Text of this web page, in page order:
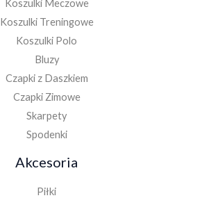
Koszulki Meczowe
Koszulki Treningowe
Koszulki Polo
Bluzy
Czapki z Daszkiem
Czapki Zimowe
Skarpety
Spodenki
Akcesoria
Piłki